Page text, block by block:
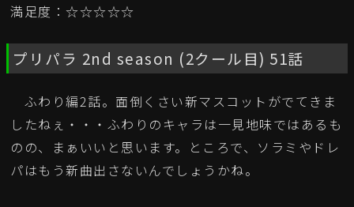
満足度：☆☆☆☆☆
プリパラ 2nd season (2クール目) 51話
ふわり編2話。面倒くさい新マスコットがでてきま
したねぇ・・・ふわりのキャラは一見地味ではあるも
のの、まぁいいと思います。ところで、ソラミやドレ
パはもう新曲出さないんでしょうかね。